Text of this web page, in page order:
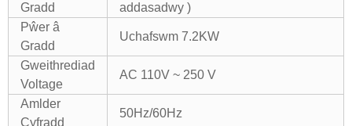
Gradd
addasadwy )
Pŵer â
Gradd
Uchafswm 7.2KW
Gweithrediad
Voltage
AC 110V ~ 250 V
Amlder
Cyfradd
50Hz/60Hz